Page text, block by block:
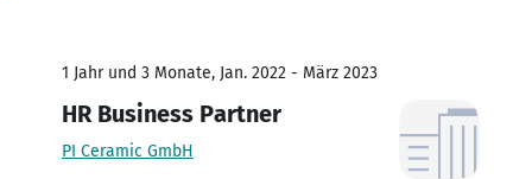
1 Jahr und 3 Monate, Jan. 2022 - März 2023
HR Business Partner
PI Ceramic GmbH